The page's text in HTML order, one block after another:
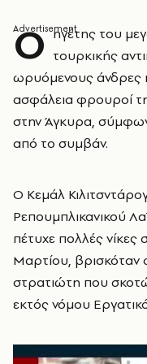
Ο ηγέτης του
τουρκικής
ωρυόμενους άνδρες
ασφάλεια φρουροί
στην Άγκυρα,
από το συμβάν.
Ο Κεμάλ
Ρεπουμπλικανικού
πέτυχε πολλές νίκες
Μαρτίου, βρισκόταν
στρατιώτη που
εκτός νόμου